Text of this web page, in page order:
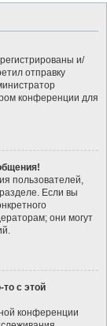
и/
отправку
конференции для
пользователей,
Если вы
они могут
с этой
конференции